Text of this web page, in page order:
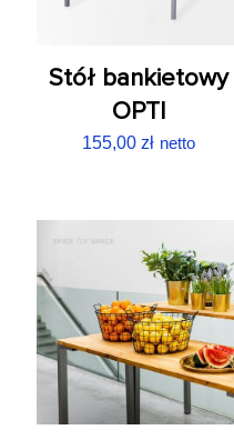
Stół bankietowy
OPTI
155,00 zł netto